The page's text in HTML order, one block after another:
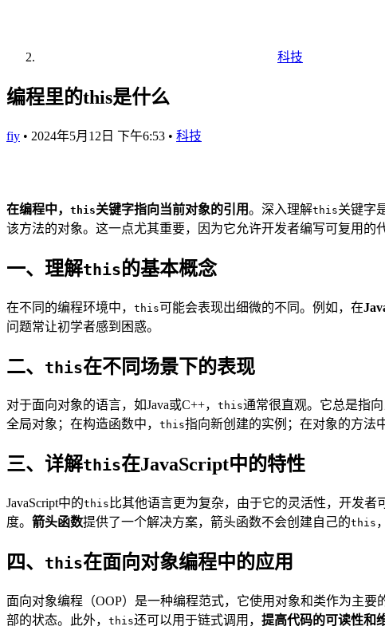
科技
编程里的this是什么
fiy • 2024年5月12日 下午6:53 • 科技
在编程中， this关键字指向当前对象的引用。深入理解this关键字
该方法的对象。这一点尤其重要，因为它允许开发者编写可复用的
一、理解this的基本概念
在不同的编程环境中， this可能会表现出细微的不同。例如，在
问题常让初学者感到困惑。
二、 this在不同场景下的表现
对于面向对象的语言，如Java或C++， this通常很直观。它总是指向
全局对象；在构造函数中， this指向新创建的实例；在对象的方法中
三、详解this在JavaScript中的特性
JavaScript中的this 比其他语言更为复杂，由于它的灵活性，开发者
度。 箭头函数提供了一个解决方案，箭头函数不会创建自己的this
四、 this在面向对象编程中的应用
面向对象编程（OOP）是一种编程范式，它使用对象和类作为主要
部的状态。此外， this还可以用于链式调用， 提高代码的可读性和